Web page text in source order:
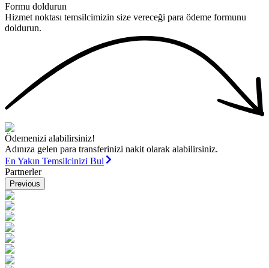
Formu doldurun
Hizmet noktası temsilcimizin size vereceği para ödeme formunu
doldurun.
Ödemenizi alabilirsiniz!
Adınıza gelen para transferinizi nakit olarak alabilirsiniz.
En Yakın Temsilcinizi Bul
Partnerler
Previous